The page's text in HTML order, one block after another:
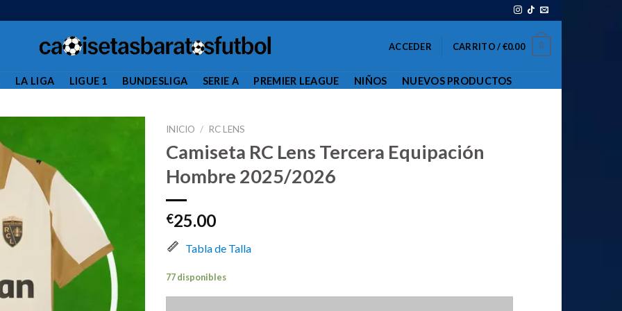
ACCEDER CARRITO /€0.00 0
LA LIGA LIGUE 1 BUNDESLIGA SERIE A PREMIER LEAGUE NIÑOS NUEVOS PRODUCTOS
INICIO / RC LENS
Camiseta RC Lens Tercera Equipación
Hombre 2025/2026
€25.00
Tabla de Talla
77 disponibles